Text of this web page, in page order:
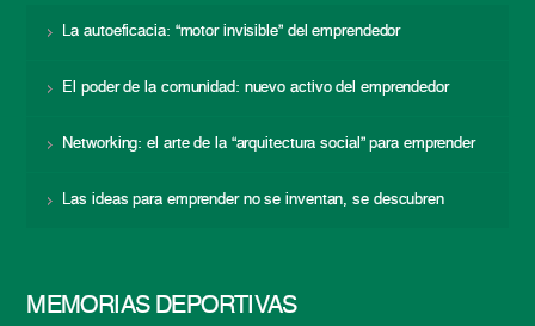
La autoeficacia: “motor invisible” del emprendedor
El poder de la comunidad: nuevo activo del emprendedor
Networking: el arte de la “arquitectura social” para emprender
Las ideas para emprender no se inventan, se descubren
MEMORIAS DEPORTIVAS